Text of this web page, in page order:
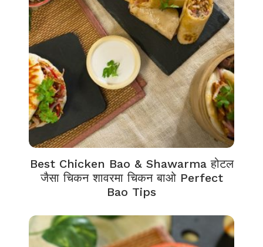
Best Chicken Bao & Shawarma होटल
जैसा चिकन शावरमा चिकन बाओ Perfect
Bao Tips